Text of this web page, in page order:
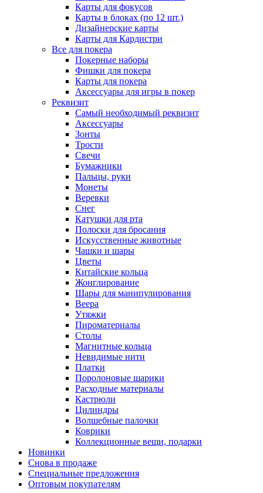
Карты для фокусов
Карты в блоках (по 12 шт.)
Дизайнерские карты
Карты для Кардистри
Все для покера
Покерные наборы
Фишки для покера
Карты для покера
Аксессуары для игры в покер
Реквизит
Самый необходимый реквизит
Аксессуары
Зонты
Трости
Свечи
Бумажники
Пальцы, руки
Монеты
Веревки
Снег
Катушки для рта
Полоски для бросания
Искусственные животные
Чашки и шары
Цветы
Китайские кольца
Жонглирование
Шары для манипулирования
Веера
Утяжки
Пироматериалы
Столы
Магнитные кольца
Невидимые нити
Платки
Поролоновые шарики
Расходные материалы
Кастрюли
Цилиндры
Волшебные палочки
Коврики
Коллекционные вещи, подарки
Новинки
Снова в продаже
Специальные предложения
Оптовым покупателям